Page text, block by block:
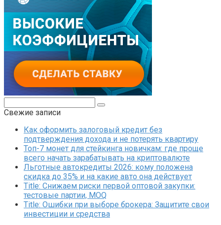
Свежие записи
Как оформить залоговый кредит без
подтверждения дохода и не потерять квартиру
Топ-7 монет для стейкинга новичкам: где проще
всего начать зарабатывать на криптовалюте
Льготные автокредиты 2026: кому положена
скидка до 35% и на какие авто она действует
Title: Снижаем риски первой оптовой закупки:
тестовые партии, MOQ
Title: Ошибки при выборе брокера: Защитите свои
инвестиции и средства